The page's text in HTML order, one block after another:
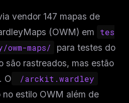
vendor 147 mapas de
(OWM) em
tes
maps/
para testes do
são rastreados, mas estão
O
/arckit.wardley
estilo OWM além de